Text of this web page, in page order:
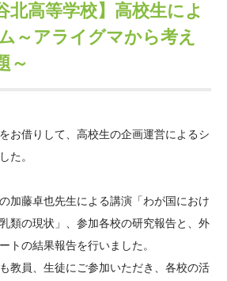
40年史デジタルブック
中谷財団40年史
長期大型研究助成
ム
成プ
その他情報
よくあるご質問
お問い合わせ
マイページ
北高等学校】高校生によ
～アライグマから考え
～
お借りして、高校生の企画運営によるシ
た。
加藤卓也先生による講演「わが国におけ
類の現状」、参加各校の研究報告と、外
トの結果報告を行いました。
教員、生徒にご参加いただき、各校の活